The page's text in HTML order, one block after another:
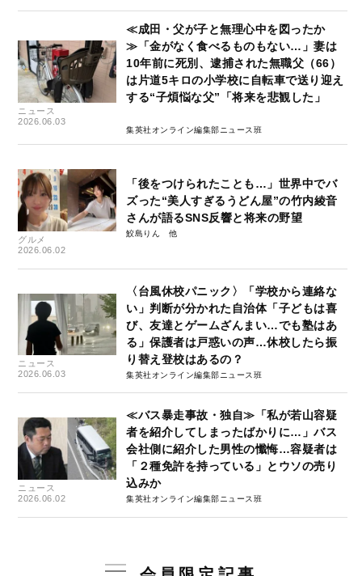
ニュース
2026.06.03
≪成田・父が子と無理心中を図ったか
≫「金がなく食べるものもない…」妻は
10年前に死別、逮捕された無職父（66）
は片道5キロの小学校に自転車で送り迎え
する“子煩悩な父”「将来を悲観した」
集英社オンライン編集部ニュース班
グルメ
2026.06.02
「後をつけられたことも…」世界中でバ
ズった“美人すぎるうどん屋”の竹内綾音
さんが語るSNS反響と将来の野望
鮫島りん
ニュース
2026.06.03
〈台風休校パニック〉「学校から連絡な
い」判断が分かれた自治体「子どもは喜
び、友達とゲームざんまい…でも塾はあ
る」保護者は戸惑いの声…休校したら振
り替え登校はあるの？
集英社オンライン編集部ニュース班
ニュース
2026.06.02
≪バス暴走事故・独自≫「私が若山容疑
者を紹介してしまったばかりに…」バス
会社側に紹介した男性の懺悔…容疑者は
「２種免許を持っている」とウソの売り
込みか
集英社オンライン編集部ニュース班